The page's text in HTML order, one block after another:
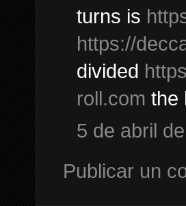
turns is
https://
divided
roll.com the
5 de abril
Publicar un